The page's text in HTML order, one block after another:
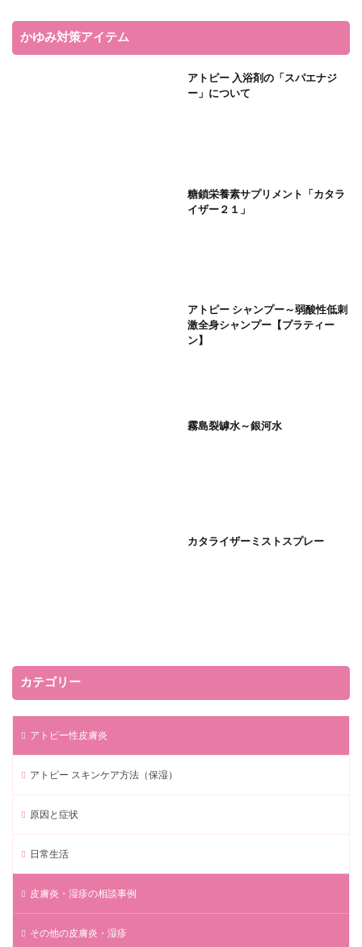
かゆみ対策アイテム
アトピー 入浴剤の「スパエナジ
ー」について
糖鎖栄養素サプリメント「カタラ
イザー２１」
アトピー シャンプー～弱酸性低刺
激全身シャンプー【プラティー
ン】
霧島裂罅水～銀河水
カタライザーミストスプレー
カテゴリー
アトピー性皮膚炎
アトピー スキンケア方法（保湿）
原因と症状
日常生活
皮膚炎・湿疹の相談事例
その他の皮膚炎・湿疹